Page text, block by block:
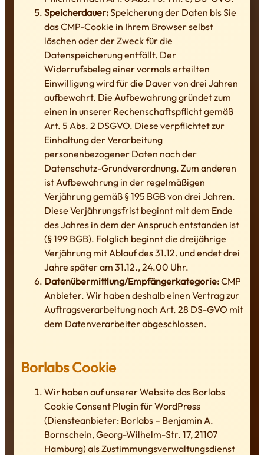
Speicherdauer:Speicherung der Daten bis Sie
das CMP-Cookie in Ihrem Browser selbst
löschen oder der Zweck für die
Datenspeicherung entfällt. Der
Widerrufsbeleg einer vormals erteilten
Einwilligung wird für die Dauer von drei Jahren
aufbewahrt. Die Aufbewahrung gründet zum
einen in unserer Rechenschaftspflicht gemäß
Art. 5 Abs. 2 DSGVO. Diese verpflichtet zur
Einhaltung der Verarbeitung
personenbezogener Daten nach der
Datenschutz-Grundverordnung. Zum anderen
ist Aufbewahrung in der regelmäßigen
Verjährung gemäß § 195 BGB von drei Jahren.
Diese Verjährungsfrist beginnt mit dem Ende
des Jahres in dem der Anspruch entstanden ist
(§ 199 BGB). Folglich beginnt die dreijährige
Verjährung mit Ablauf des 31.12. und endet drei
Jahre später am 31.12., 24.00 Uhr.
Datenübermittlung/Empfängerkategorie:CMP
Anbieter. Wir haben deshalb einen Vertrag zur
Auftragsverarbeitung nach Art. 28 DS-GVO mit
dem Datenverarbeiter abgeschlossen.
Borlabs Cookie
Wir haben auf unserer Website das Borlabs
Cookie Consent Plugin für WordPress
(Diensteanbieter: Borlabs – Benjamin A.
Bornschein, Georg-Wilhelm-Str. 17, 21107
Hamburg) als Zustimmungsverwaltungsdienst